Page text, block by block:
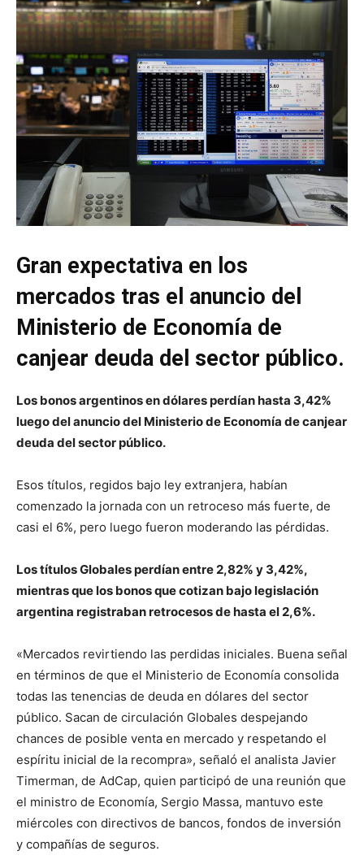
Gran expectativa en los
mercados tras el anuncio del
Ministerio de Economía de
canjear deuda del sector público.
Los bonos argentinos en dólares perdían hasta 3,42%
luego del anuncio del Ministerio de Economía de canjear
deuda del sector público.
Esos títulos, regidos bajo ley extranjera, habían
comenzado la jornada con un retroceso más fuerte, de
casi el 6%, pero luego fueron moderando las pérdidas.
Los títulos Globales perdían entre 2,82% y 3,42%,
mientras que los bonos que cotizan bajo legislación
argentina registraban retrocesos de hasta el 2,6%.
«Mercados revirtiendo las perdidas iniciales. Buena señal
en términos de que el Ministerio de Economía consolida
todas las tenencias de deuda en dólares del sector
público. Sacan de circulación Globales despejando
chances de posible venta en mercado y respetando el
espíritu inicial de la recompra», señaló el analista Javier
Timerman, de AdCap, quien participó de una reunión que
el ministro de Economía, Sergio Massa, mantuvo este
miércoles con directivos de bancos, fondos de inversión
y compañías de seguros.